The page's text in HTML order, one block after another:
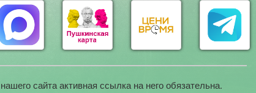
сайта активная ссылка на него обязательна.